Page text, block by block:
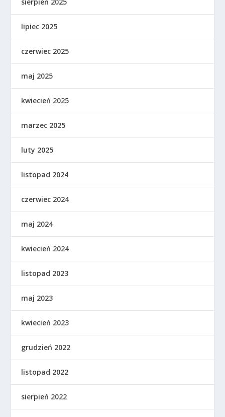
sierpień 2025
lipiec 2025
czerwiec 2025
maj 2025
kwiecień 2025
marzec 2025
luty 2025
listopad 2024
czerwiec 2024
maj 2024
kwiecień 2024
listopad 2023
maj 2023
kwiecień 2023
grudzień 2022
listopad 2022
sierpień 2022